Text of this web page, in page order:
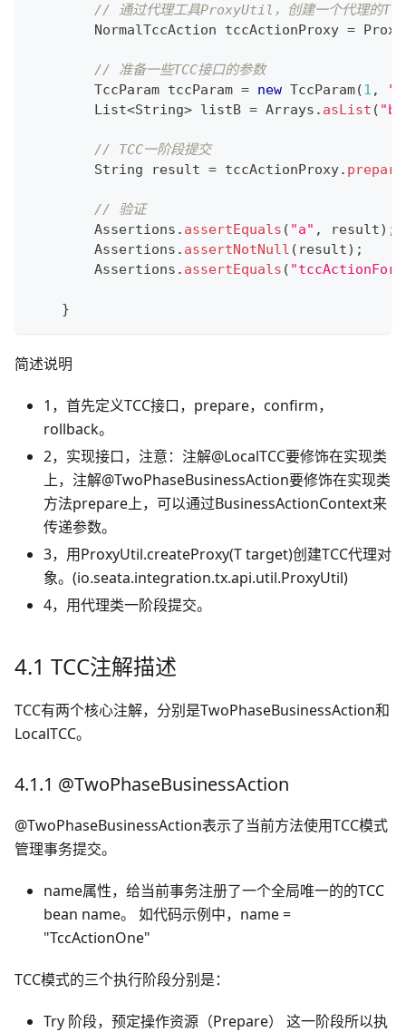
// 通过代理工具ProxyUtil，创建一个代理的
NormalTccAction tccActionProxy =
// 准备一些TCC接口的参数
TccParam tccParam = new TccParam(1 ,
List<String> listB = Arrays . asList ( "b"
// TCC一阶段提交
String result = tccActionProxy. prepare
// 验证
Assertions . assertEquals ( "a" , result) ;
Assertions . assertNotNull ( result) ;
Assertions . assertEquals (
}
简述说明
1，首先定义TCC接口，prepare，confirm，
rollback。
2，实现接口，注意：注解@LocalTCC要修饰在实现类
上，注解@TwoPhaseBusinessAction要修饰在实现类
方法prepare上，可以通过BusinessActionContext来
传递参数。
3，用ProxyUtil.createProxy(T target)创建TCC代理对
象。(io.seata.integration.tx.api.util.ProxyUtil)
4，用代理类一阶段提交。
4.1 TCC注解描述
TCC有两个核心注解，分别是TwoPhaseBusinessAction和
LocalTCC。
4.1.1 @TwoPhaseBusinessAction
@TwoPhaseBusinessAction表示了当前方法使用TCC模式
管理事务提交。
name属性，给当前事务注册了一个全局唯一的的TCC
bean name。 如代码示例中，name =
"TccActionOne"
TCC模式的三个执行阶段分别是：
Try 阶段，预定操作资源（Prepare） 这一阶段所以执